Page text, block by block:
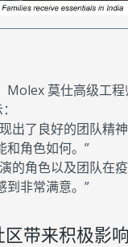
Molex 莫仕高级工
出了良好的团队精神
和角色如何。”
的角色以及团队在
到非常满意。”
带来积极影响